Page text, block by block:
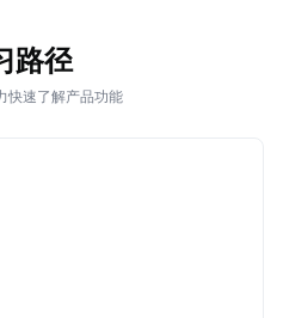
路径
快速了解产品功能